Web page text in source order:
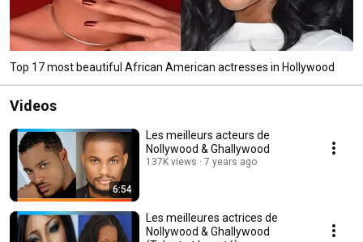
Top 17 most beautiful African American actresses in Hollywood
Videos
6:54
Les meilleurs acteurs de
Nollywood & Ghallywood
137K views 7 years ago
Les meilleures actrices de
Nollywood & Ghallywood